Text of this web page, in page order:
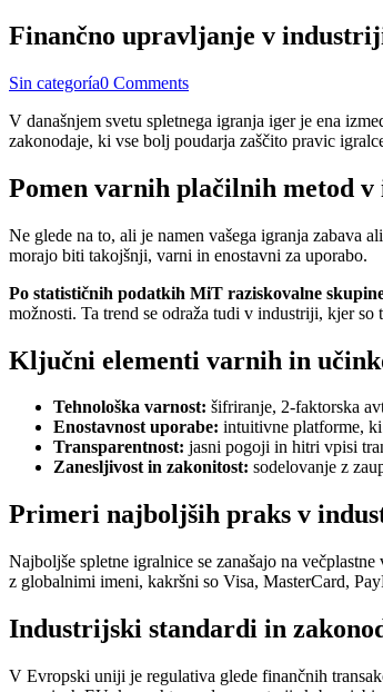
Finančno upravljanje v
Sin categoría0 Comments
V današnjem svetu spletnega igranja iger je ena
zakonodaje, ki vse bolj poudarja zaščito pravic
Pomen varnih plačilnih metod
Ne glede na to, ali je namen vašega igranja zabava
morajo biti takojšnji, varni in enostavni za uporabo.
Po statističnih podatkih MiT raziskovalne
možnosti. Ta trend se odraža tudi v industriji, kjer
Ključni elementi varnih in
Tehnološka varnost: šifriranje, 2-faktorska
Enostavnost uporabe: intuitivne platforme,
Transparentnost: jasni pogoji in hitri vpisi
Zanesljivost in zakonitost: sodelovanje z
Primeri najboljših praks v
Najboljše spletne igralnice se zanašajo na
z globalnimi imeni, kakršni so Visa, MasterCard,
Industrijski standardi in
V Evropski uniji je regulativa glede finančnih